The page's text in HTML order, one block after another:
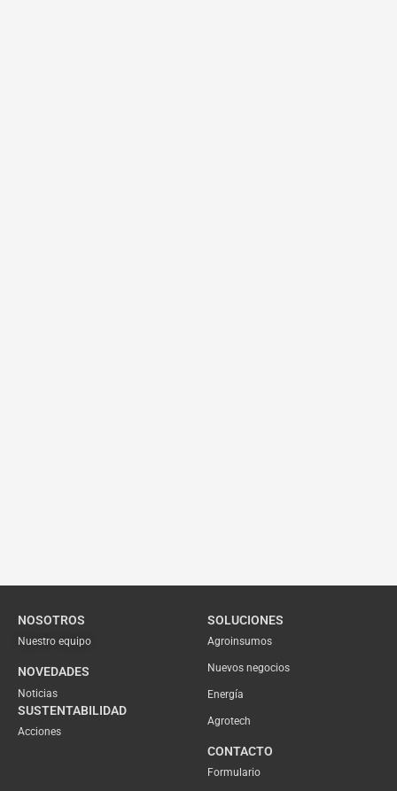
NOSOTROS
Nuestro equipo
NOVEDADES
Noticias
SUSTENTABILIDAD
Acciones
SOLUCIONES
Agroinsumos
Nuevos negocios
Energía
Agrotech
CONTACTO
Formulario